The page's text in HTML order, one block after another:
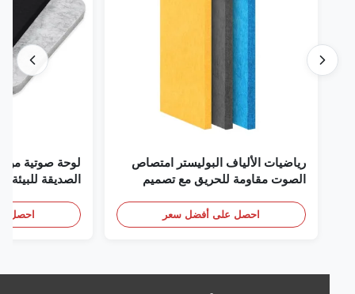
رياضيات الألياف البوليستر امتصاص
الصوت مقاومة للحريق مع تصميم
احصل على أفضل سعر
لوحة صوتية من
احصل على